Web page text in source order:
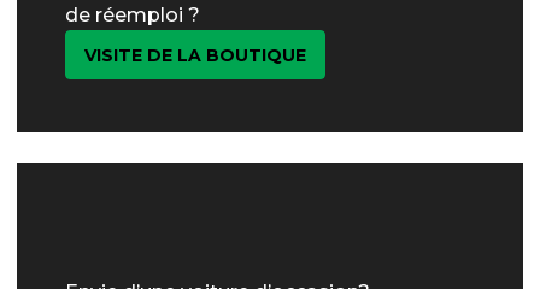
de réemploi ?
VISITE DE LA BOUTIQUE